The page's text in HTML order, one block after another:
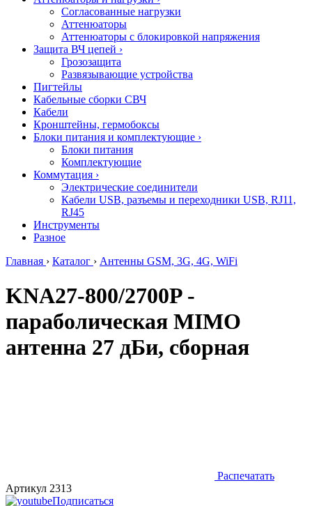
Согласованные нагрузки
Аттенюаторы
Аттенюаторы с блокировкой напряжения
Защита ВЧ цепей ›
Грозозащита
Развязывающие устройства
Пигтейлы
Кабельные сборки СВЧ
Кабели
Кронштейны, гермобоксы
Блоки питания и комплектующие ›
Блоки питания
Комплектующие
Коммутация ›
Электрические соединители
Кабели USB, разъемы и переходники USB, RJ11,
RJ45
Инструменты
Разное
Главная › Каталог › Антенны GSM, 3G, 4G, WiFi
KNA27-800/2700P -
параболическая MIMO
антенна 27 дБи, сборная
Распечатать
Артикул 2313
Подписаться